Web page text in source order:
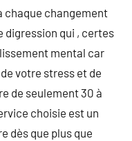
chaque changement
digression qui , certes
mental car
votre stress et de
de seulement 30 à
choisie est un
dès que plus que